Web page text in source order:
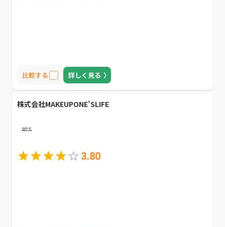
比較する 詳しく見る
株式会社MAKEUPONE’SLIFE
3.80